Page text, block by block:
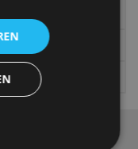
Tech
Games